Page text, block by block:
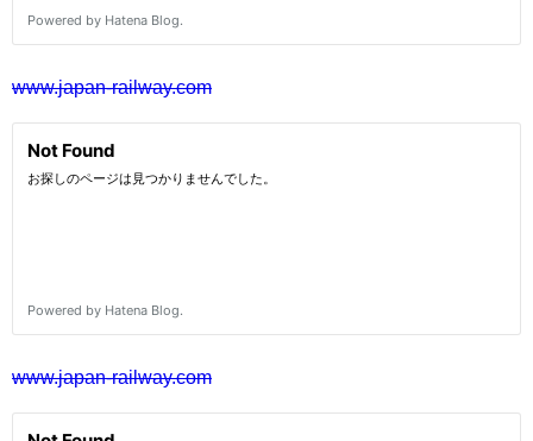
www.japan-railway.com
www.japan-railway.com